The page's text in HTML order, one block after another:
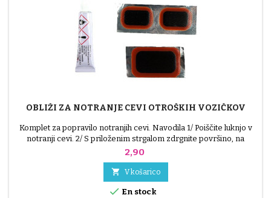
OBLIŽI ZA NOTRANJE CEVI OTROŠKIH VOZIČKOV
Komplet za popravilo notranjih cevi. Navodila 1/ Poiščite luknjo v
notranji cevi. 2/ S priloženim strgalom zdrgnite površino, na
katero bo nameščen obliž. 3/ Odmastite, očistite in posušite
Počakajte približno 1 minuto, da se lepilo ne bo več svetilo. 6/
Namestite obliž na sredino luknje (ne da...
Cena
2,90
 V košarico
 En stock